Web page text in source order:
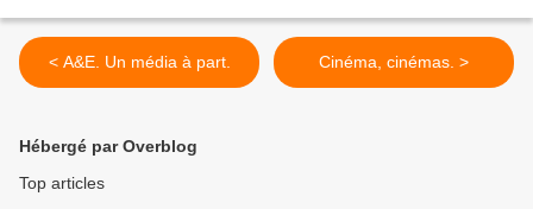
< A&E. Un média à part. Cinéma, cinémas. >
Hébergé par Overblog
Top articles